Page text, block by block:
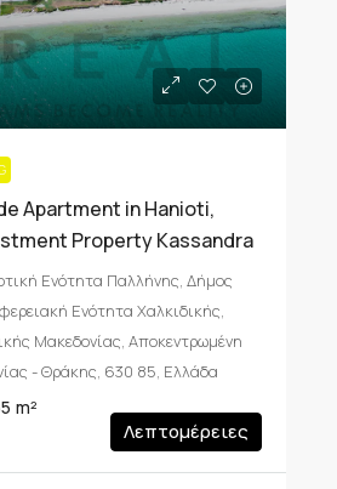
Apartment in Hanioti,
Property Kassandra
Ενότητα Παλλήνης, Δήμος
Ενότητα Χαλκιδικής,
Μακεδονίας, Αποκεντρωμένη
- Θράκης, 630 85, Ελλάδα
m²
Λεπτομέρειες